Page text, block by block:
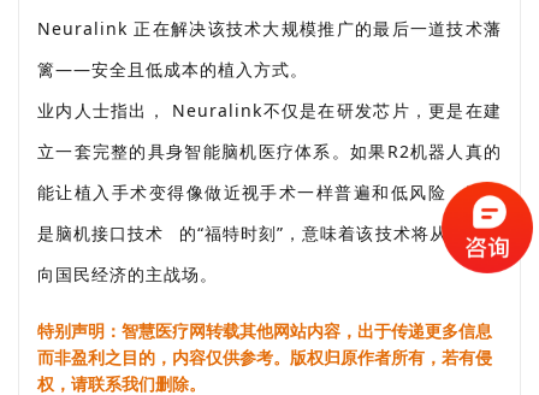
Neuralink 正在解决该技术大规模推广的最后一道技术藩
篱——安全且低成本的植入方式。
业内人士指出， Neuralink不仅是在研发芯片，更是在建
立一套完整的具身智能脑机医疗体系。如果R2机器人真的
能让植入手术变得像做近视手术一样普遍和低风险，这将
是脑机接口技术
的“福特时刻”，意味着该技术将从科幻走
向国民经济的主战场。
特别声明：智慧医疗网转载其他网站内容，出于传递更多信息
而非盈利之目的，内容仅供参考。版权归原作者所有，若有侵
权，请联系我们删除。